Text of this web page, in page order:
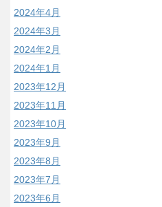
2024年4月
2024年3月
2024年2月
2024年1月
2023年12月
2023年11月
2023年10月
2023年9月
2023年8月
2023年7月
2023年6月